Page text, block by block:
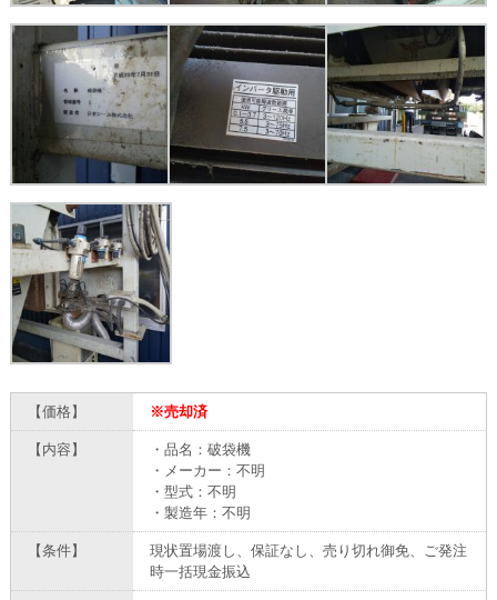
【価格】 ※売却済
【内容】
・品名：破袋機
・メーカー：不明
・型式：不明
・製造年：不明
【条件】
現状置場渡し、保証なし、売り切れ御免、ご発注
時一括現金振込